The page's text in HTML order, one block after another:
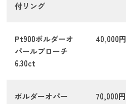
付リング
Pt900ボルダーオ
パールブローチ
6.30ct
40,000円
ボルダーオパー
70,000円